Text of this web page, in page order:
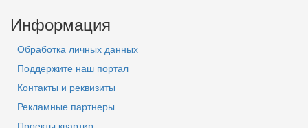
Информация
Обработка личных данных
Поддержите наш портал
Контакты и реквизиты
Рекламные партнеры